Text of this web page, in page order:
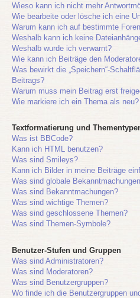
Wieso kann ich nicht mehr
Wie bearbeite oder lösche ich eine
Warum kann ich auf bestimmte
Weshalb kann ich keine
Weshalb wurde ich verwarnt?
Wie kann ich Beiträge den
Was bewirkt die „Speichern“-
Beitrags?
Warum muss mein Beitrag erst
Wie markiere ich ein Thema als neu?
Textformatierung und
Was ist BBCode?
Kann ich HTML benutzen?
Was sind Smileys?
Kann ich Bilder in meine Beiträge
Was sind globale
Was sind Bekanntmachungen?
Was sind wichtige Themen?
Was sind geschlossene Themen?
Was sind Themen-Symbole?
Benutzer-Stufen und Gruppen
Was sind Administratoren?
Was sind Moderatoren?
Was sind Benutzergruppen?
Wo finde ich die Benutzergruppen